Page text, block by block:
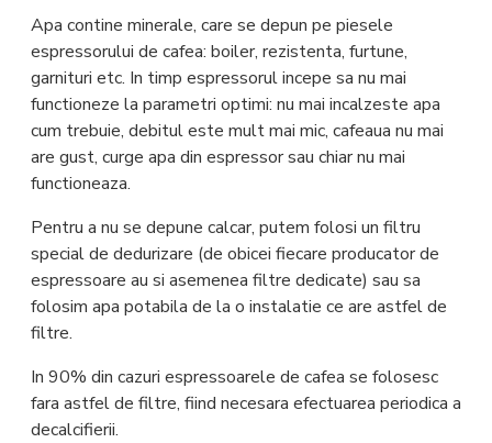
Apa contine minerale, care se depun pe piesele
espressorului de cafea: boiler, rezistenta, furtune,
garnituri etc. In timp espressorul incepe sa nu mai
functioneze la parametri optimi: nu mai incalzeste apa
cum trebuie, debitul este mult mai mic, cafeaua nu mai
are gust, curge apa din espressor sau chiar nu mai
functioneaza.
Pentru a nu se depune calcar, putem folosi un filtru
special de dedurizare (de obicei fiecare producator de
espressoare au si asemenea filtre dedicate) sau sa
folosim apa potabila de la o instalatie ce are astfel de
filtre.
In 90% din cazuri espressoarele de cafea se folosesc
fara astfel de filtre, fiind necesara efectuarea periodica a
decalcifierii.